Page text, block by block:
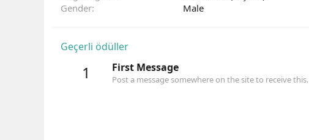
Gender
Male
Geçerli ödüller
1 First Message
Post a message somewhere on the site to receive this.